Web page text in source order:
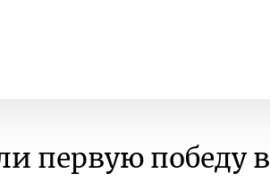
первую победу в